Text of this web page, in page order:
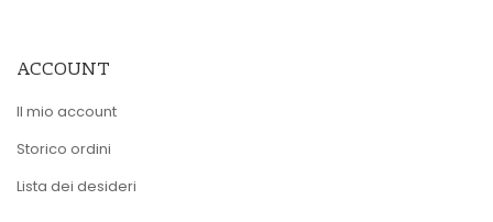
ACCOUNT
Il mio account
Storico ordini
Lista dei desideri